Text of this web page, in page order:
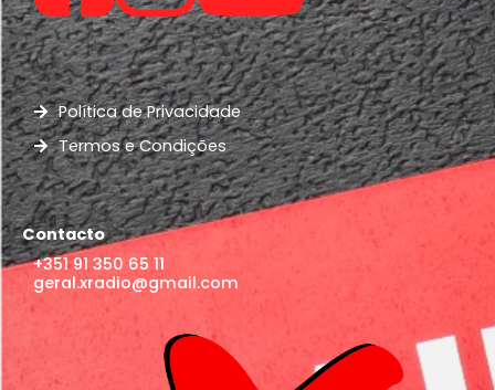
Política de Privacidade
Termos e Condições
Contacto
+351 91 350 65 11
geral.xradio@gmail.com